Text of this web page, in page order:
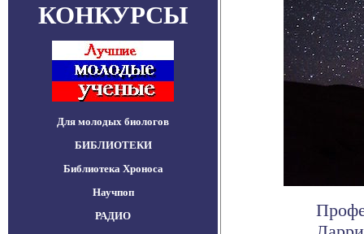
КОНКУРСЫ
Для молодых биологов
БИБЛИОТЕКИ
Библиотека Хроноса
Научпоп
РАДИО